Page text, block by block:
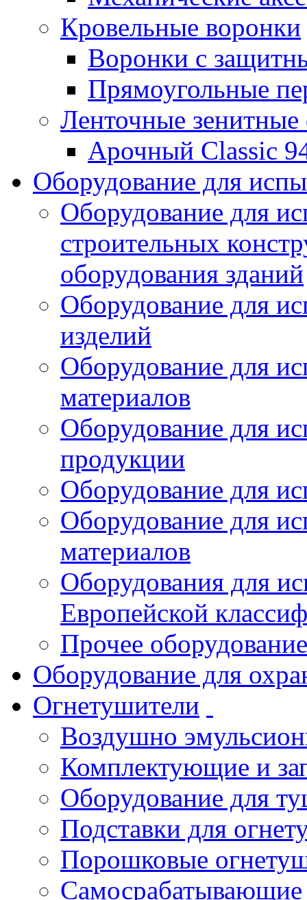
Кровельные воронки
Воронки с
Прямоугольные
Ленточные
Арочный Classic
Оборудование для
Оборудование для
строительных
оборудования зданий
Оборудование для
изделий
Оборудование для
материалов
Оборудование для
продукции
Оборудование для
Оборудование для
материалов
Оборудования для
Европейской
Прочее оборудование
Оборудование для
Огнетушители
Воздушно
Комплектующие и
Оборудование для
Подставки для
Порошковые